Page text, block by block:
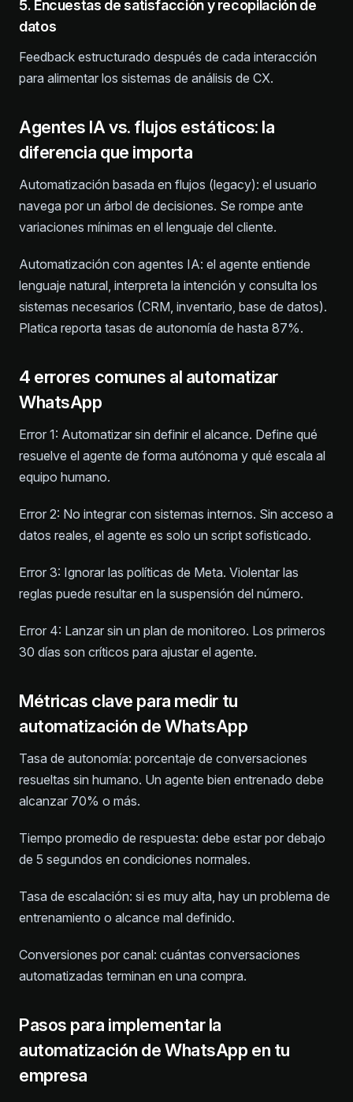
5. Encuestas de satisfacción y recopilación de
datos
Feedback estructurado después de cada interacción
para alimentar los sistemas de análisis de CX.
Agentes IA vs. flujos estáticos: la
diferencia que importa
Automatización basada en flujos (legacy): el usuario
navega por un árbol de decisiones. Se rompe ante
variaciones mínimas en el lenguaje del cliente.
Automatización con agentes IA: el agente entiende
lenguaje natural, interpreta la intención y consulta los
sistemas necesarios (CRM, inventario, base de datos).
Platica reporta tasas de autonomía de hasta 87%.
4 errores comunes al automatizar
WhatsApp
Error 1: Automatizar sin definir el alcance. Define qué
resuelve el agente de forma autónoma y qué escala al
equipo humano.
Error 2: No integrar con sistemas internos. Sin acceso a
datos reales, el agente es solo un script sofisticado.
Error 3: Ignorar las políticas de Meta. Violentar las
reglas puede resultar en la suspensión del número.
Error 4: Lanzar sin un plan de monitoreo. Los primeros
30 días son críticos para ajustar el agente.
Métricas clave para medir tu
automatización de WhatsApp
Tasa de autonomía: porcentaje de conversaciones
resueltas sin humano. Un agente bien entrenado debe
alcanzar 70% o más.
Tiempo promedio de respuesta: debe estar por debajo
de 5 segundos en condiciones normales.
Tasa de escalación: si es muy alta, hay un problema de
entrenamiento o alcance mal definido.
Conversiones por canal: cuántas conversaciones
automatizadas terminan en una compra.
Pasos para implementar la
automatización de WhatsApp en tu
empresa